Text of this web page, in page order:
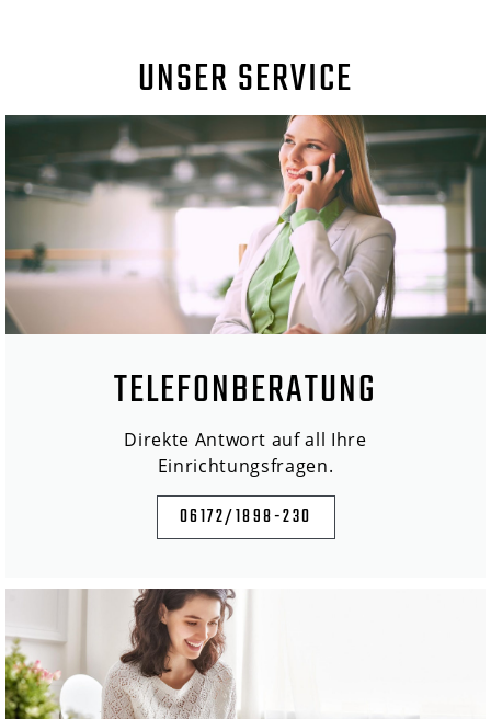
UNSER SERVICE
TELEFONBERATUNG
Direkte Antwort auf all Ihre
Einrichtungsfragen.
06172/1898-230